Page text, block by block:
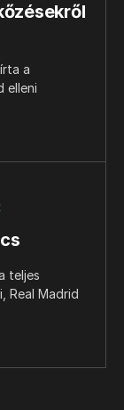
a
elleni
teljes
Real Madrid